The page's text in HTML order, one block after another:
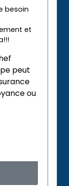
besoin
et
peut
ou